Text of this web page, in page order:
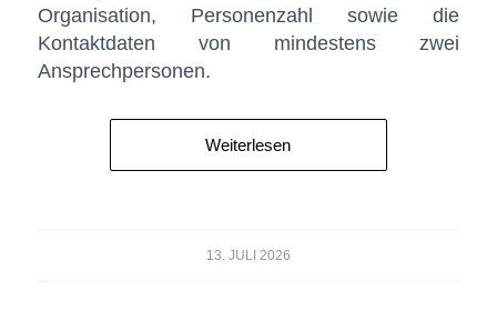
Organisation, Personenzahl sowie die
Kontaktdaten von mindestens zwei
Ansprechpersonen.
Weiterlesen
13. JULI 2026